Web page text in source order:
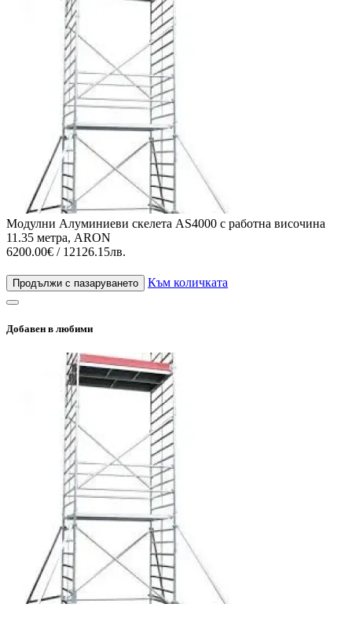
Модулни Алуминиеви скелета AS4000 с работна височина
11.35 метра, ARON
6200.00€ / 12126.15лв.
Продължи с пазаруването Към количката
Добавен в любими